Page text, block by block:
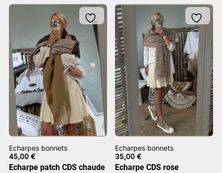
Echarpes bonnets
45,00 €
Echarpe patch CDS chaude
Echarpes bonnets
35,00€
Echarpe CDS rose